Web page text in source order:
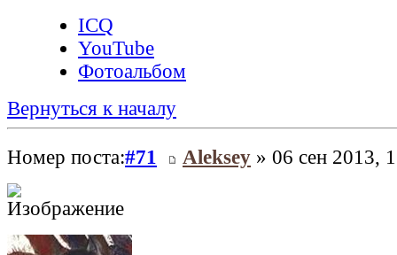
ICQ
YouTube
Фотоальбом
Вернуться к началу
Номер поста:#71 Aleksey » 06 сен 2013,